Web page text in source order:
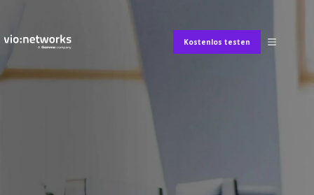
Kostenlos testen